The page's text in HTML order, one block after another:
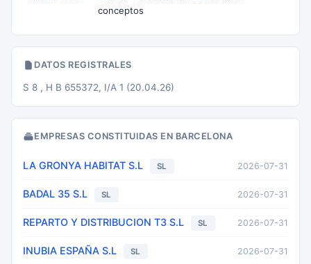
conceptos
DATOS REGISTRALES
S 8 , H B 655372, I/A 1 (20.04.26)
EMPRESAS CONSTITUIDAS EN BARCELONA
LA GRONYA HABITAT S.L SL 2026-07-31
BADAL 35 S.L SL 2026-07-31
REPARTO Y DISTRIBUCION T3 S.L SL 2026-07-31
INUBIA ESPAÑA S.L SL 2026-07-31